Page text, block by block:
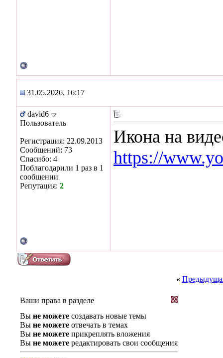
31.05.2026, 16:17
david6
Пользователь
Регистрация: 22.09.2013
Сообщений: 73
Спасибо: 4
Поблагодарили 1 раз в 1
сообщении
Репутация: 2
Икона на
https://
«
Ваши права в разделе
Вы не можете создавать новые темы
Вы не можете отвечать в темах
Вы не можете прикреплять вложения
Вы не можете редактировать свои сообщения